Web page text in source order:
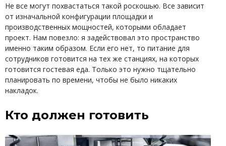
Не все могут похвастаться такой роскошью. Все зависит
от изначальной конфигурации площадки и
производственных мощностей, которыми обладает
проект. Нам повезло: я задействовал это пространство
именно таким образом. Если его нет, то питание для
сотрудников готовится на тех же станциях, на которых
готовится гостевая еда. Только это нужно тщательно
планировать по времени, чтобы не было никаких
накладок.
Кто должен готовить